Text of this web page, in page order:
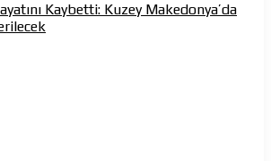
Kaybetti: Kuzey Makedonya’da